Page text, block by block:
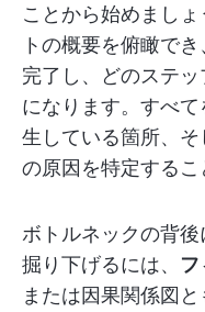
ことから始めまし
トの概要を俯瞰で
完了し、どのステ
になります。すべ
生している箇所、
の原因を特定するこ
ボトルネックの背
掘り下げるには、
または因果関係図